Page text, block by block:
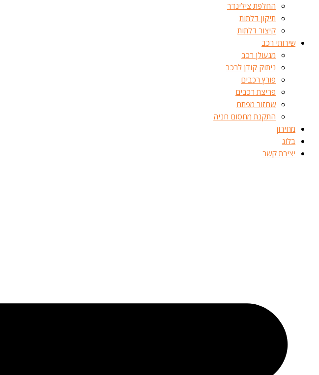
החלפת צילינדר
תיקון דלתות
קיצור דלתות
שירותי רכב
מנעולן רכב
ניתוק קודן לרכב
פורץ רכבים
פריצת רכבים
שחזור מפתח
התקנת מחסום חניה
מחירון
בלוג
יצירת קשר